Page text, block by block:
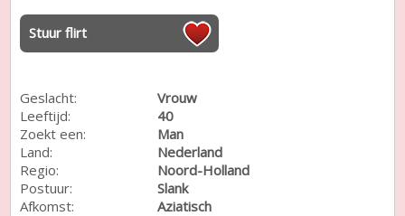
Stuur flirt
Geslacht:
Vrouw
Leeftijd:
40
Zoekt een:
Man
Land:
Nederland
Regio:
Noord-Holland
Postuur:
Slank
Afkomst:
Aziatisch